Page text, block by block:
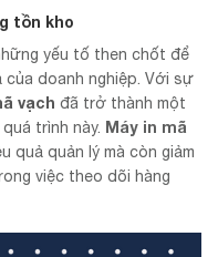
tồn kho
yếu tố then chốt để
doanh nghiệp. Với sự
vạch đã trở thành một
trình này. Máy in mã
quả quản lý mà còn giảm
việc theo dõi hàng